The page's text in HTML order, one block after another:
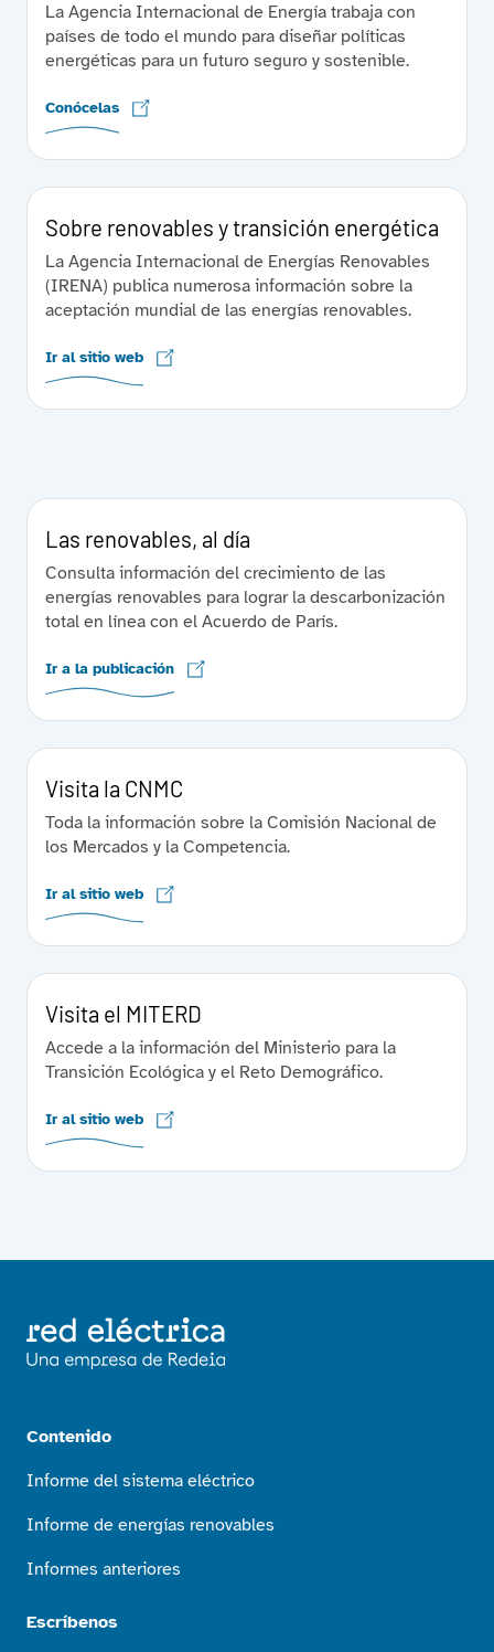
La Agencia Internacional de Energía trabaja con
países de todo el mundo para diseñar políticas
energéticas para un futuro seguro y sostenible.
Conócelas
Sobre renovables y transición energética
La Agencia Internacional de Energías Renovables
(IRENA) publica numerosa información sobre la
aceptación mundial de las energías renovables.
Ir al sitio web
Las renovables, al día
Consulta información del crecimiento de las
energías renovables para lograr la descarbonización
total en línea con el Acuerdo de París.
Ir a la publicación
Visita la CNMC
Toda la información sobre la Comisión Nacional de
los Mercados y la Competencia.
Ir al sitio web
Visita el MITERD
Accede a la información del Ministerio para la
Transición Ecológica y el Reto Demográfico.
Ir al sitio web
Contenido
Informe del sistema eléctrico
Informe de energías renovables
Informes anteriores
Escríbenos